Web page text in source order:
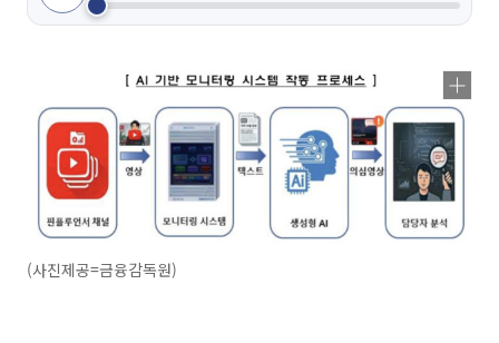
(사진제공=금융감독원)